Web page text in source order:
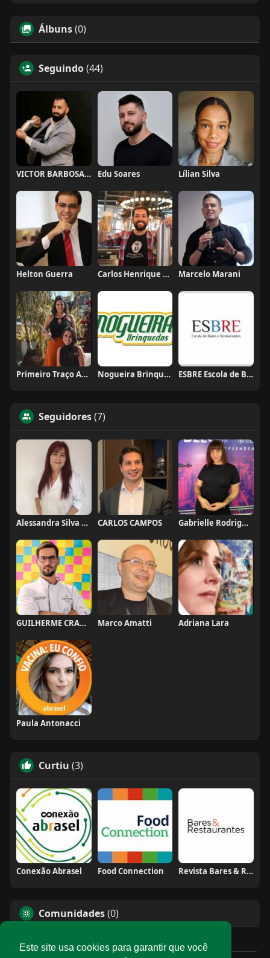
Este site usa cookies para garantir que você
Álbuns(0)
Seguindo(44)
VICTOR BARBOSA QUARANTA Edu Soares Lílian Silva
Helton Guerra Carlos Henrique de Faria Vasconcelos Marcelo Marani
Primeiro Traço Arquitetura Nogueira Brinquedos ESBRE Escola de Bares e Restaurantes
Seguidores(7)
Alessandra Silva Consultora de Alimentos - Sanita CARLOS CAMPOS Gabrielle Rodrigues
GUILHERME CRAMER BALLE Marco Amatti Adriana Lara
Paula Antonacci
Curtiu (3)
Conexão Abrasel Food Connection Revista Bares & Restaurantes
Comunidades(0)